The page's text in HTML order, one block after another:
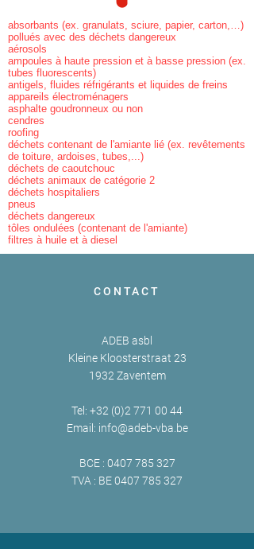
absorbants (ex. granulats, sciure, papier, carton,…)
pollués avec des déchets dangereux
aérosols
ampoules à haute pression et à basse pression (ex.
tubes fluorescents)
antigels, fluides réfrigérants et liquides de freins
appareils électroménagers
asphalte goudronneux ou non
cendres
roofing
déchets contenant de l'amiante lié (ex. revêtements
de toiture, ardoises, tubes,...)
déchets de caoutchouc
déchets animaux de catégorie 2
déchets hospitaliers
pneus
déchets dangereux
tôles ondulées (contenant de l'amiante)
filtres à huile et à diesel
CONTACT
ADEB asbl
Kleine Kloosterstraat 23
1932 Zaventem
Tel: +32 (0)2 771 00 44
Email: info@adeb-vba.be
BCE : 0407 785 327
TVA : BE0407 785 327